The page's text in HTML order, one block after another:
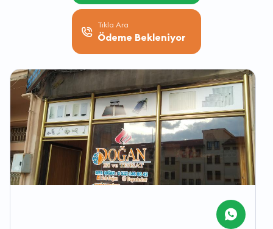
Tıkla Ara
Ödeme Bekleniyor